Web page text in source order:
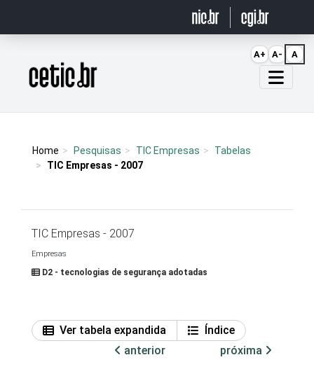
Página inicial
Home Pesquisas TIC Empresas
Tabelas
TIC Empresas - 2007
TIC Empresas - 2007
Empresas
D2 - tecnologias de segurança adotadas
Ver tabela expandida
Índice
anterior
próxima
A+ A- A